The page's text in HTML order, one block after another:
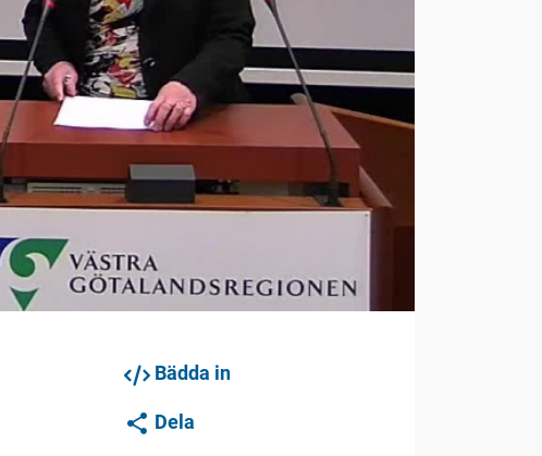
Bädda in
Dela